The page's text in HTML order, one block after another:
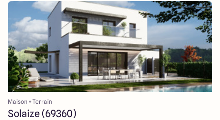
Maison + Terrain
Solaize (69360)